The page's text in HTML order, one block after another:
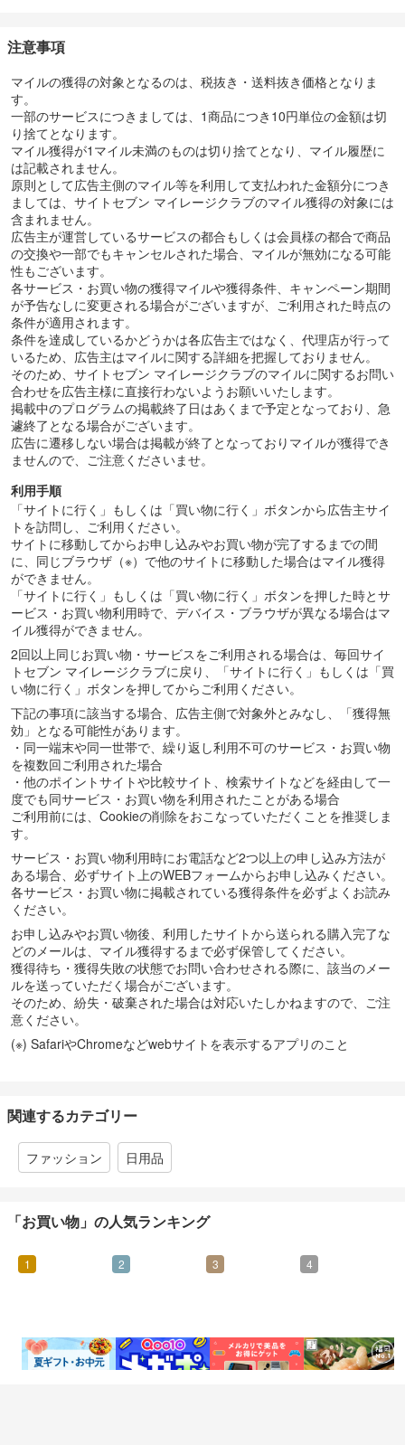
注意事項
マイルの獲得の対象となるのは、税抜き・送料抜き価格となりま
す。
一部のサービスにつきましては、1商品につき10円単位の金額は切
り捨てとなります。
マイル獲得が1マイル未満のものは切り捨てとなり、マイル履歴に
は記載されません。
原則として広告主側のマイル等を利用して支払われた金額分につき
ましては、サイトセブン マイレージクラブのマイル獲得の対象には
含まれません。
広告主が運営しているサービスの都合もしくは会員様の都合で商品
の交換や一部でもキャンセルされた場合、マイルが無効になる可能
性もございます。
各サービス・お買い物の獲得マイルや獲得条件、キャンペーン期間
が予告なしに変更される場合がございますが、ご利用された時点の
条件が適用されます。
条件を達成しているかどうかは各広告主ではなく、代理店が行って
いるため、広告主はマイルに関する詳細を把握しておりません。
そのため、サイトセブン マイレージクラブのマイルに関するお問い
合わせを広告主様に直接行わないようお願いいたします。
掲載中のプログラムの掲載終了日はあくまで予定となっており、急
遽終了となる場合がございます。
広告に遷移しない場合は掲載が終了となっておりマイルが獲得でき
ませんので、ご注意くださいませ。
利用手順
「サイトに行く」もしくは「買い物に行く」ボタンから広告主サイ
トを訪問し、ご利用ください。
サイトに移動してからお申し込みやお買い物が完了するまでの間
に、同じブラウザ（※）で他のサイトに移動した場合はマイル獲得
ができません。
「サイトに行く」もしくは「買い物に行く」ボタンを押した時とサ
ービス・お買い物利用時で、デバイス・ブラウザが異なる場合はマ
イル獲得ができません。
2回以上同じお買い物・サービスをご利用される場合は、毎回サイ
トセブン マイレージクラブに戻り、「サイトに行く」もしくは「買
い物に行く」ボタンを押してからご利用ください。
下記の事項に該当する場合、広告主側で対象外とみなし、「獲得無
効」となる可能性があります。
・同一端末や同一世帯で、繰り返し利用不可のサービス・お買い物
を複数回ご利用された場合
・他のポイントサイトや比較サイト、検索サイトなどを経由して一
度でも同サービス・お買い物を利用されたことがある場合
ご利用前には、Cookieの削除をおこなっていただくことを推奨しま
す。
サービス・お買い物利用時にお電話など2つ以上の申し込み方法が
ある場合、必ずサイト上のWEBフォームからお申し込みください。
各サービス・お買い物に掲載されている獲得条件を必ずよくお読み
ください。
お申し込みやお買い物後、利用したサイトから送られる購入完了な
どのメールは、マイル獲得するまで必ず保管してください。
獲得待ち・獲得失敗の状態でお問い合わせされる際に、該当のメー
ルを送っていただく場合がございます。
そのため、紛失・破棄された場合は対応いたしかねますので、ご注
意ください。
(※) SafariやChromeなどwebサイトを表示するアプリのこと
関連するカテゴリー
ファッション 日用品
「お買い物」の人気ランキング
1
0.46%還元
2
0.95%還元
3
0.07%還元
4
4.25%還元